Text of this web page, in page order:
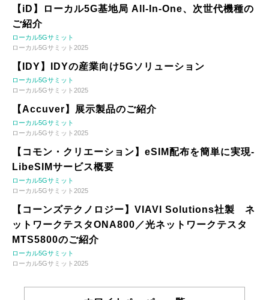
【iD】ローカル5G基地局 All-In-One、次世代機種の
ご紹介
ローカル5Gサミット
ローカル5Gサミット2025
【IDY】IDYの産業向け5Gソリューション
ローカル5Gサミット
ローカル5Gサミット2025
【Accuver】展示製品のご紹介
ローカル5Gサミット
ローカル5Gサミット2025
【コモン・クリエーション】eSIM配布を簡単に実現-
LibeSIMサービス概要
ローカル5Gサミット
ローカル5Gサミット2025
【コーンズテクノロジー】VIAVI Solutions社製 ネ
ットワークテスタONA800／光ネットワークテスタ
MTS5800のご紹介
ローカル5Gサミット
ローカル5Gサミット2025